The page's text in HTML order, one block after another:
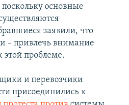
основные
заявили, что
– привлечь внимание
этой проблеме.
и перевозчики
присоединились к